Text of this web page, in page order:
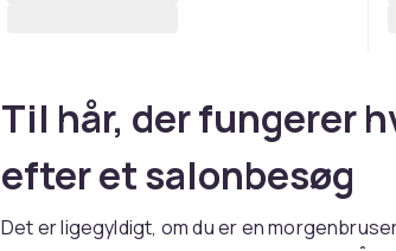
Til hår, der fungerer
efter et salonbesøg
Det er ligegyldigt, om du er en